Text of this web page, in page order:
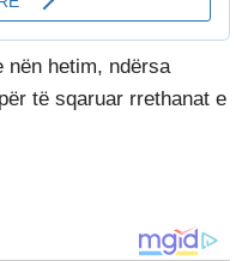
nën hetim, ndërsa
të sqaruar rrethanat e